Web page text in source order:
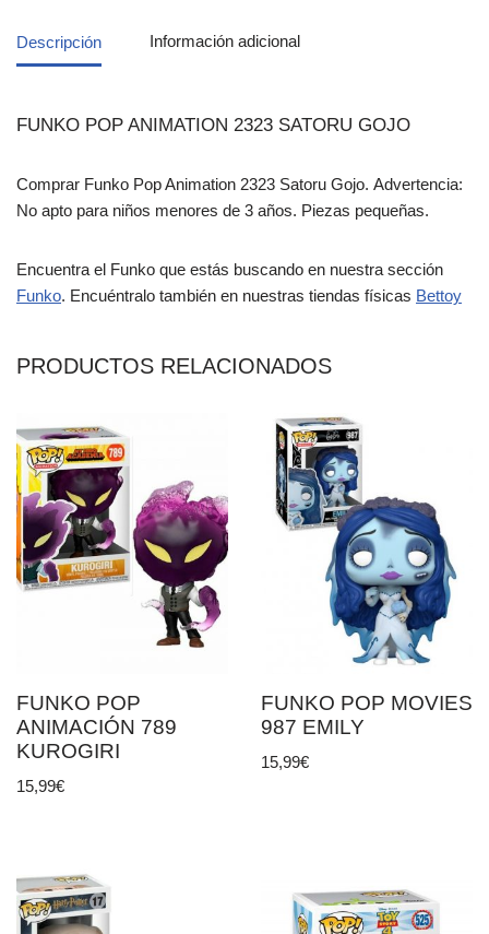
Descripción Información adicional
FUNKO POP ANIMATION 2323 SATORU GOJO
Comprar Funko Pop Animation 2323 Satoru Gojo. Advertencia:
No apto para niños menores de 3 años. Piezas pequeñas.
Encuentra el Funko que estás buscando en nuestra sección
Funko. Encuéntralo también en nuestras tiendas físicas Bettoy
PRODUCTOS RELACIONADOS
FUNKO POP
ANIMACIÓN 789
KUROGIRI
15,99€
FUNKO POP MOVIES
987 EMILY
15,99€